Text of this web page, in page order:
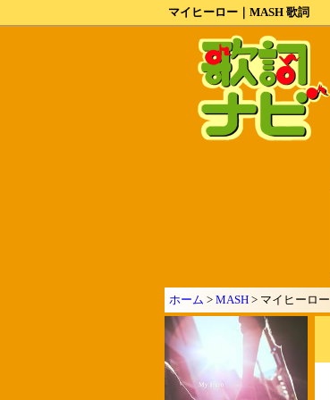
マイヒーロー｜MASH 歌詞
ホーム > MASH > マイヒーロー